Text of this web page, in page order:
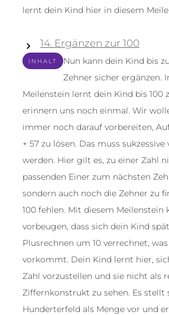
lernt dein Kind hier in diesem
14. Ergänzen zur 100
INHALT
Nun kann dein Kind bis
Zehner sicher ergänzen.
Meilenstein lernt dein Kind bis 100
erinnern uns noch einmal. Wir
immer noch darauf vorbereiten,
+ 57 zu lösen. Das muss
werden. Hier gilt es, zu einer Zahl
passenden Einer zum nächsten
sondern auch noch die Zehner zu
100 fehlen. Mit diesem Meilenstein
vorbeugen, dass sich dein Kind
Plusrechnen um 10 verrechnet,
vorkommt. Dein Kind lernt hier,
Zahl vorzustellen und sie nicht als
Ziffernkonstrukt zu sehen. Es stellt
Hunderterfeld als Menge vor und